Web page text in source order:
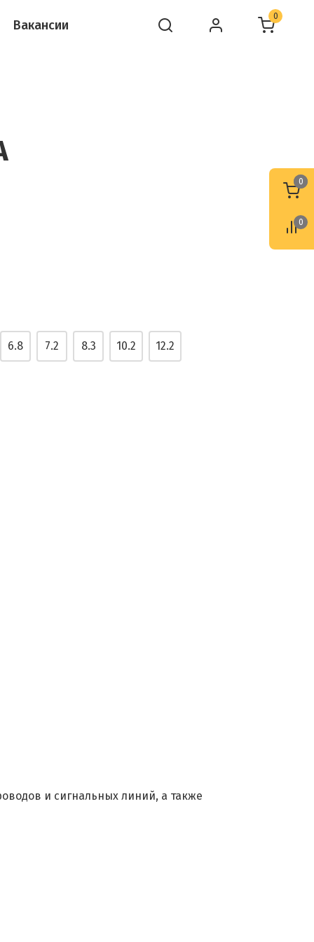
Вакансии
0
6.8 7.2 8.3 10.2 12.2
и сигнальных линий, а также
0
0
0